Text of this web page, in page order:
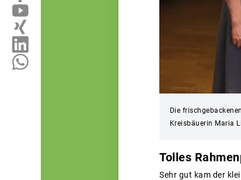
Die
Kreisbäuerin Maria
Tolles
Sehr gut kam der